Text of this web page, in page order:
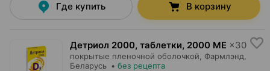
Где купить В корзину
Детриол 2000, таблетки, 2000 МЕ ×30
покрытые пленочной оболочкой, Фармлэнд
Беларусь • без рецепта